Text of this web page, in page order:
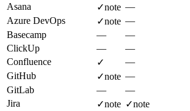
Asana
✓note —
Azure DevOps
✓note —
Basecamp
—
—
ClickUp
—
—
Confluence
✓
—
GitHub
✓note —
GitLab
—
—
Jira
✓note ✓note